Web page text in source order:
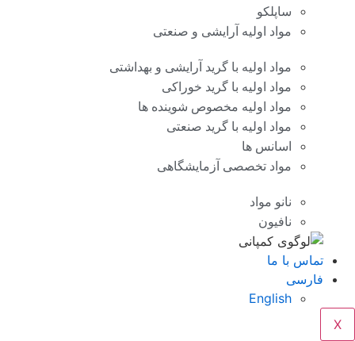
ساپلکو
مواد اولیه آرایشی و صنعتی
مواد اولیه با گرید آرایشی و بهداشتی
مواد اولیه با گرید خوراکی
مواد اولیه مخصوص شوینده ها
مواد اولیه با گرید صنعتی
اسانس ها
مواد تخصصی آزمایشگاهی
نانو مواد
نافیون
تماس با ما
فارسی
English
X